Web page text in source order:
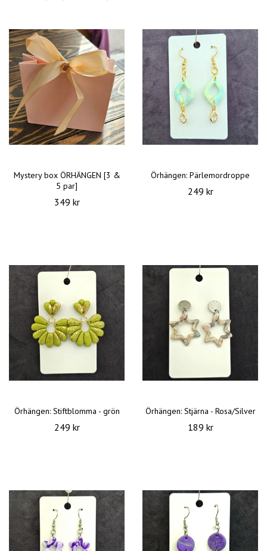
Mystery box ÖRHÄNGEN [3 &
5 par]
349 kr
Örhängen: Pärlemordroppe
249 kr
Örhängen: Stiftblomma - grön
249 kr
Örhängen: Stjärna - Rosa/Silver
189 kr